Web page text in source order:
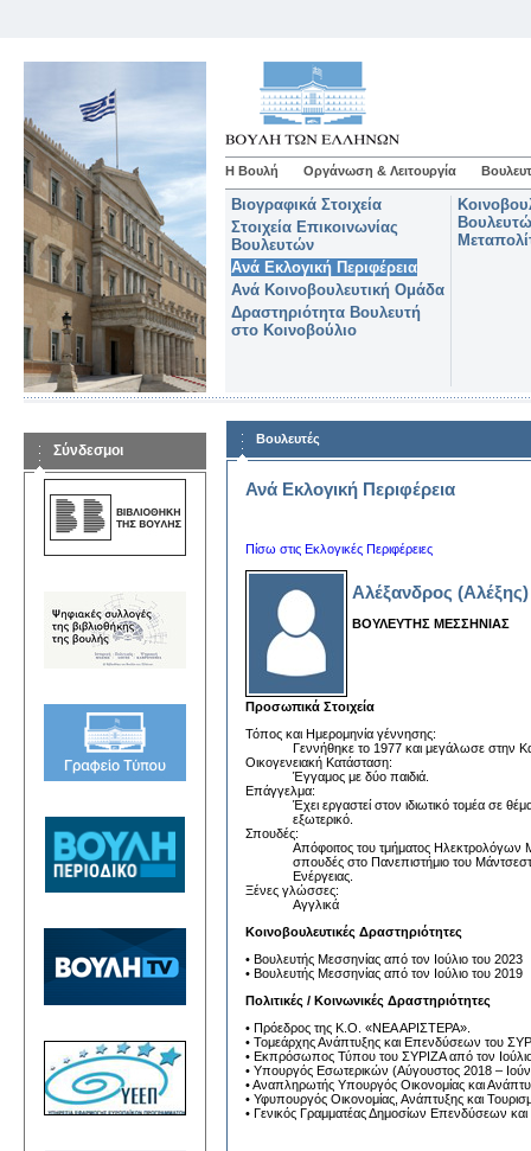
Η Βουλή Οργάνωση & Λειτουργία
Βιογραφικά Στοιχεία
Στοιχεία Επικοινωνίας
Βουλευτών
Ανά Εκλογική Περιφέρεια
Ανά Κοινοβουλευτική Ομάδα
Δραστηριότητα Βουλευτή
στο Κοινοβούλιο
Σύνδεσμοι
Βουλευτές
Ανά Εκλογική Περιφέρεια
Πίσω στις Εκλογικές Περιφέρειες
Αλέξανδρος
ΒΟΥΛΕΥΤΗΣ ΜΕΣΣΗΝΙΑΣ
Προσωπικά Στοιχεία
Τόπος και Ημερομηνία γέννησης:
Γεννήθηκε το 1977 και μεγάλωσε στην
Οικογενειακή Κατάσταση:
Έγγαμος με δύο παιδιά.
Επάγγελμα:
Έχει εργαστεί στον ιδιωτικό τομέα σε
εξωτερικό.
Σπουδές:
Απόφοιτος του τμήματος
σπουδές στο Πανεπιστήμιο του
Ενέργειας.
Ξένες γλώσσες:
Αγγλικά
Κοινοβουλευτικές Δραστηριότητες
• Βουλευτής Μεσσηνίας από τον Ιούλιο του 2023
• Βουλευτής Μεσσηνίας από τον Ιούλιο του 2019
Πολιτικές / Κοινωνικές Δραστηριότητες
• Πρόεδρος της Κ.Ο. «ΝΕΑ ΑΡΙΣΤΕΡΑ».
• Τομεάρχης Ανάπτυξης και Επενδύσεων του
• Εκπρόσωπος Τύπου του ΣΥΡΙΖΑ από τον
• Υπουργός Εσωτερικών (Αύγουστος 2018 –
• Αναπληρωτής Υπουργός Οικονομίας και
• Υφυπουργός Οικονομίας, Ανάπτυξης και
• Γενικός Γραμματέας Δημοσίων Επενδύσεων